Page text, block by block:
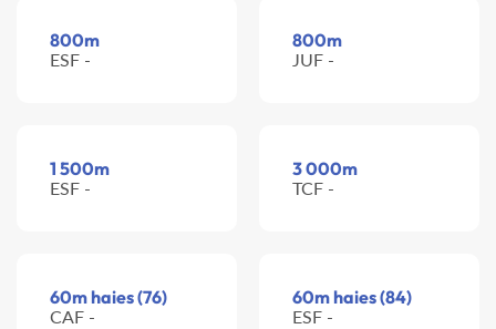
800m
ESF -
800m
JUF -
1 500m
ESF -
3 000m
TCF -
60m haies (76)
CAF -
60m haies (84)
ESF -